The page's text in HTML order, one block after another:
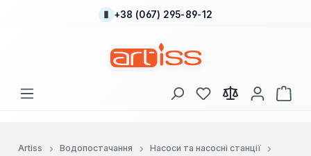
Перейти до основного вмісту
+38 (067) 295-89-12
У вас є 0 у списку
Artiss Водопостачання
Насоси та насосні станції